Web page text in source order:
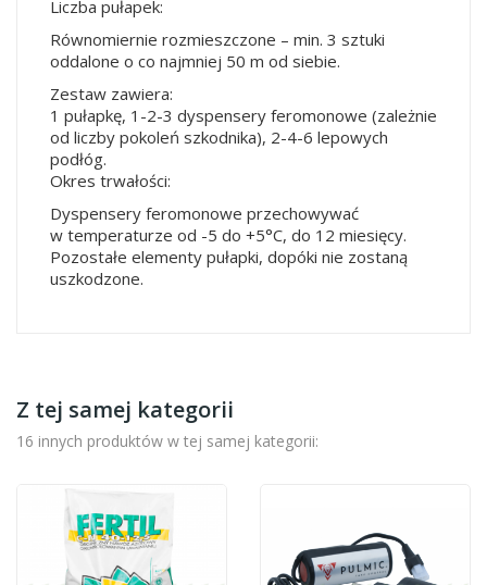
Liczba pułapek:
Równomiernie rozmieszczone – min. 3 sztuki
oddalone o co najmniej 50 m od siebie.
Zestaw zawiera:
1 pułapkę, 1-2-3 dyspensery feromonowe (zależnie
od liczby pokoleń szkodnika), 2-4-6 lepowych
podłóg.
Okres trwałości:
Dyspensery feromonowe przechowywać
w temperaturze od -5 do +5°C, do 12 miesięcy.
Pozostałe elementy pułapki, dopóki nie zostaną
uszkodzone.
Z tej samej kategorii
16 innych produktów w tej samej kategorii: